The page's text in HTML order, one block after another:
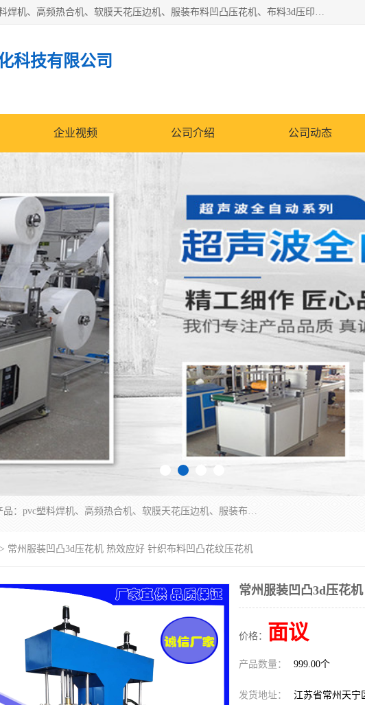
常州联宇机电自动化科技有限公司主营产品：pvc塑料焊机、高频热合机、软膜天花压边机、服装布料凹凸压花机、布料3d压印设备、服装植胶设备、超声波布料花边机、无纺布热合机、全自动压花机。
科技有限公司
企业视频 公司介绍 公司动态
常州联宇机电自动化科技有限公司主营产品：pvc塑料焊机、高频热合机、软膜天花压边机、服装布料凹凸压花机、布料3d压印设备、服装植胶设备、超声波布料花边机、无纺布热合机、全自动压花机。
> 常州服装凹凸3d压花机 热效应好 针织布料凹凸花纹压花机
常州服装凹凸3d压花
价格： 面议
产品数量： 999.00个
发货地址： 江苏省常州天宁